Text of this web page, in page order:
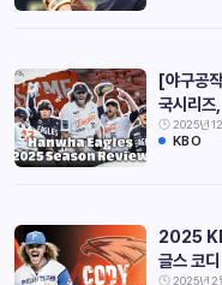
[야구공
국시리즈
2025년
KBO
2025
글스 코
2025년 2